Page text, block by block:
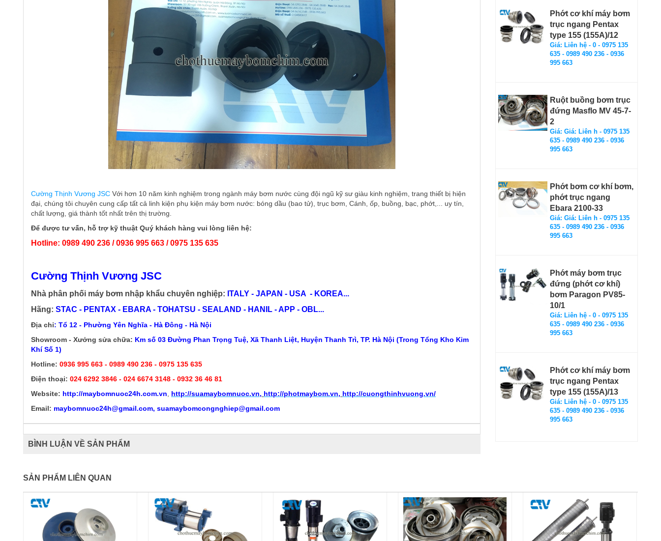
Cường Thịnh Vương JSC Với hơn 10 năm kinh nghiệm trong ngành máy bơm nước cùng đội ngũ kỹ sư giàu kinh nghiệm, trang thiết bị hiện
đại, chúng tôi chuyên cung cấp tất cả linh kiện phụ kiện máy bơm nước: bóng dầu (bao tử), trục bơm, Cánh, ốp, buồng, bạc, phớt,... uy tín,
chất lượng, giá thành tốt nhất trên thị trường.
Để được tư vấn, hỗ trợ kỹ thuật Quý khách hàng vui lòng liên hệ:
Hotline: 0989 490 236 / 0936 995 663 / 0975 135 635
Cường Thịnh Vương JSC
Nhà phân phối máy bơm nhập khẩu chuyên nghiệp: ITALY - JAPAN - USA - KOREA...
Hãng: STAC - PENTAX - EBARA - TOHATSU - SEALAND - HANIL - APP - OBL...
Địa chỉ: Tổ 12 - Phường Yên Nghĩa - Hà Đông - Hà Nội
Showroom - Xưởng sửa chữa: Km số 03 Đường Phan Trọng Tuệ, Xã Thanh Liệt, Huyện Thanh Trì, TP. Hà Nội (Trong Tổng Kho Kim
Khí Số 1)
Hotline: 0936 995 663 - 0989 490 236 - 0975 135 635
Điện thoại: 024 6292 3846 - 024 6674 3148 - 0932 36 46 81
Website: http://maybomnuoc24h.com.vn http://suamaybomnuoc.vn, http://photmaybom.vn, http://cuongthinhvuong.vn/
Email: maybomnuoc24h@gmail.com, suamaybomcongnghiep@gmail.com
BÌNH LUẬN VỀ SẢN PHẨM
Phớt cơ khí máy bơm
trục ngang Pentax
type 155 (155A)/12
Giá: Liên hệ - 0 - 0975 135
635 - 0989 490 236 - 0936
995 663
Ruột buồng bơm trục
đứng Masflo MV 45-7-
2
Giá: Giá: Liên h - 0975 135
635 - 0989 490 236 - 0936
995 663
Phớt bơm cơ khí bơm,
phớt trục ngang
Ebara 2100-33
Giá: Giá: Liên h - 0975 135
635 - 0989 490 236 - 0936
995 663
Phớt máy bơm trục
đứng (phớt cơ khí)
bơm Paragon PV85-
10/1
Giá: Liên hệ - 0 - 0975 135
635 - 0989 490 236 - 0936
995 663
Phớt cơ khí máy bơm
trục ngang Pentax
type 155 (155A)/13
Giá: Liên hệ - 0 - 0975 135
635 - 0989 490 236 - 0936
995 663
SẢN PHẨM LIÊN QUAN